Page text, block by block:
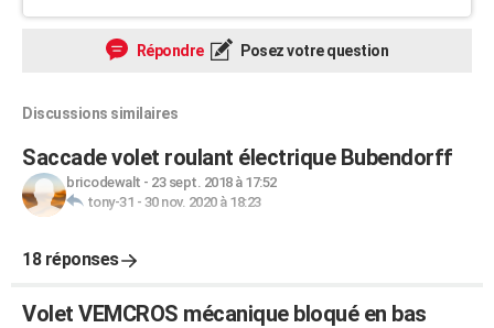
Répondre Posez votre question
Discussions similaires
Saccade volet roulant électrique Bubendorff
bricodewalt - 23 sept. 2018 à 17:52
tony-31 - 30 nov. 2020 à 18:23
18 réponses
Volet VEMCROS mécanique bloqué en bas